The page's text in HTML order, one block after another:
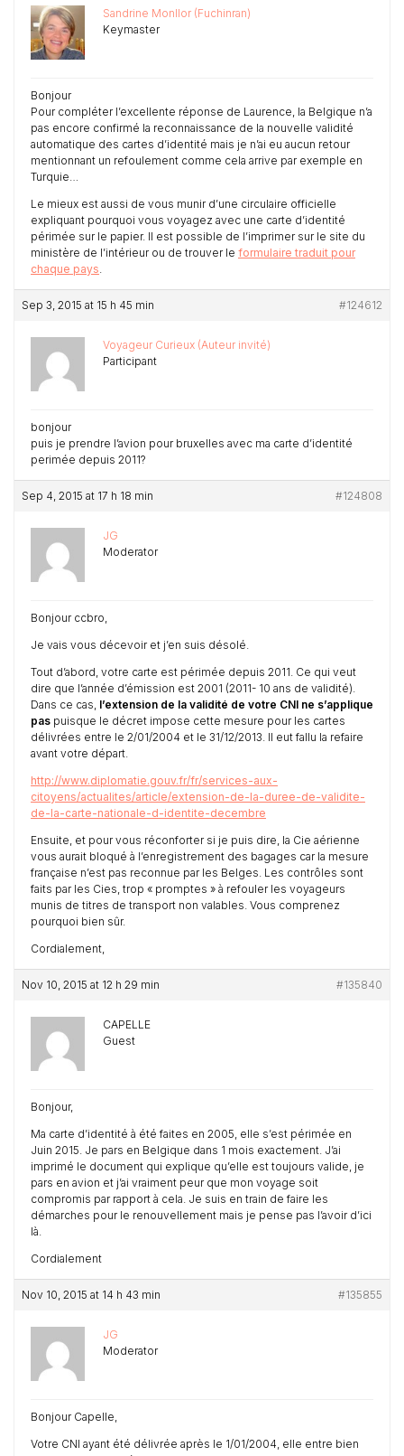
Sandrine Monllor (Fuchinran)
Keymaster
Bonjour
Pour compléter l’excellente réponse de Laurence, la Belgique n’a
pas encore confirmé la reconnaissance de la nouvelle validité
automatique des cartes d’identité mais je n’ai eu aucun retour
mentionnant un refoulement comme cela arrive par exemple en
Turquie…
Le mieux est aussi de vous munir d’une circulaire officielle
expliquant pourquoi vous voyagez avec une carte d’identité
périmée sur le papier. Il est possible de l’imprimer sur le site du
ministère de l’intérieur ou de trouver le formulaire traduit pour
chaque pays.
Sep 3, 2015 at 15 h 45 min #124612
Voyageur Curieux (Auteur invité)
Participant
bonjour
puis je prendre l’avion pour bruxelles avec ma carte d’identité
perimée depuis 2011?
Sep 4, 2015 at 17 h 18 min #124808
JG
Moderator
Bonjour ccbro,
Je vais vous décevoir et j’en suis désolé.
Tout d’abord, votre carte est périmée depuis 2011. Ce qui veut
dire que l’année d’émission est 2001 (2011- 10 ans de validité).
Dans ce cas, l’extension de la validité de votre CNI ne s’applique
pas puisque le décret impose cette mesure pour les cartes
délivrées entre le 2/01/2004 et le 31/12/2013. Il eut fallu la refaire
avant votre départ.
http://www.diplomatie.gouv.fr/fr/services-aux-
citoyens/actualites/article/extension-de-la-duree-de-validite-
de-la-carte-nationale-d-identite-decembre
Ensuite, et pour vous réconforter si je puis dire, la Cie aérienne
vous aurait bloqué à l’enregistrement des bagages car la mesure
française n’est pas reconnue par les Belges. Les contrôles sont
faits par les Cies, trop « promptes » à refouler les voyageurs
munis de titres de transport non valables. Vous comprenez
pourquoi bien sûr.
Cordialement,
Nov 10, 2015 at 12 h 29 min #135840
CAPELLE
Guest
Bonjour,
Ma carte d’identité à été faites en 2005, elle s’est périmée en
Juin 2015. Je pars en Belgique dans 1 mois exactement. J’ai
imprimé le document qui explique qu’elle est toujours valide, je
pars en avion et j’ai vraiment peur que mon voyage soit
compromis par rapport à cela. Je suis en train de faire les
démarches pour le renouvellement mais je pense pas l’avoir d’ici
là.
Cordialement
Nov 10, 2015 at 14 h 43 min #135855
JG
Moderator
Bonjour Capelle,
Votre CNI ayant été délivrée après le 1/01/2004, elle entre bien